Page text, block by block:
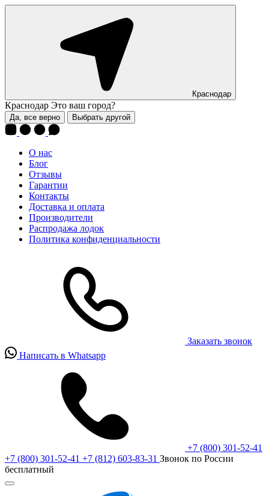
Краснодар
Краснодар Это ваш город?
Да, все верно Выбрать другой
О нас
Блог
Отзывы
Гарантии
Контакты
Доставка и оплата
Производители
Распродажа лодок
Политика конфиденциальности
Заказать звонок
Написать в Whatsapp
+7 (800) 301-52-41
+7 (800) 301-52-41 +7 (812) 603-83-31 Звонок по России
бесплатный